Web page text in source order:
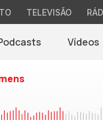
TELEVISÃO
Vídeos